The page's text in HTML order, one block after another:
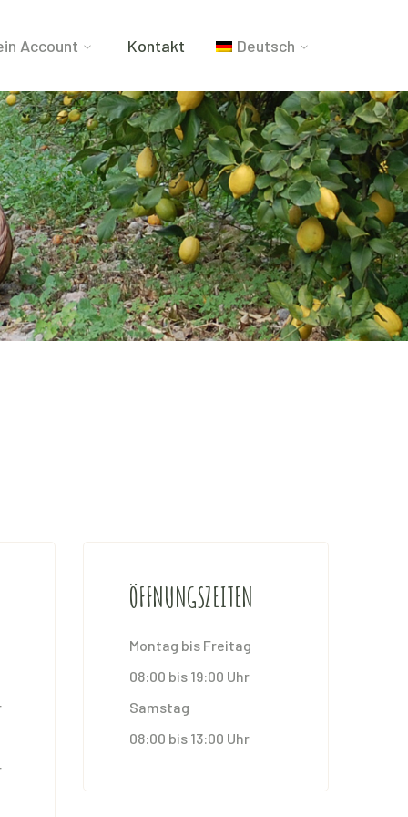
Account Kontakt Deutsch
ÖFFNUNGSZEITEN
Montag bis Freitag
08:00 bis 19:00 Uhr
Samstag
08:00 bis 13:00 Uhr